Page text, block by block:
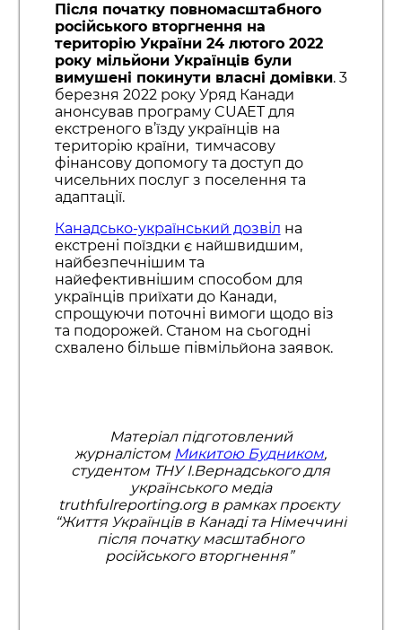
Після початку повномасштабного
російського вторгнення на
територію України 24 лютого 2022
року мільйони Українців були
вимушені покинути власні домівки. 3
березня 2022 року Уряд Канади
анонсував програму CUAET для
екстреного в’їзду українців на
територію країни, тимчасову
фінансову допомогу та доступ до
чисельних послуг з поселення та
адаптації.
Канадсько-український дозвіл на
екстрені поїздки є найшвидшим,
найбезпечнішим та
найефективнішим способом для
українців приїхати до Канади,
спрощуючи поточні вимоги щодо віз
та подорожей. Станом на сьогодні
схвалено більше півмільйона заявок.
Матеріал підготовлений
журналістом Микитою Будником,
студентом ТНУ І.Вернадського для
українського медіа
truthfulreporting.org в рамках проєкту
“Життя Українців в Канаді та Німеччині
після початку масштабного
російського вторгнення”